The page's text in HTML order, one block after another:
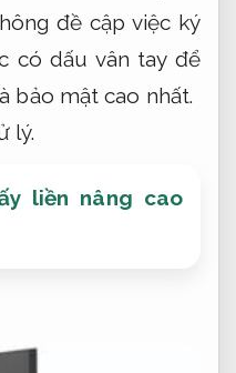
đề cập việc ký
có dấu vân tay để
bảo mật cao nhất.
lý.
liền nâng cao